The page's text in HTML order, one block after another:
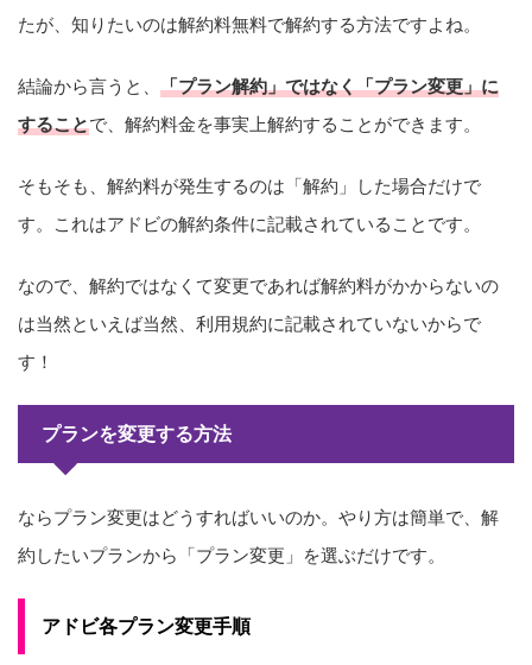
たが、知りたいのは解約料無料で解約する方法ですよね。
結論から言うと、 「プラン解約」ではなく「プラン変更」に
することで、解約料金を事実上解約することができます。
そもそも、解約料が発生するのは「解約」した場合だけで
す。これはアドビの解約条件に記載されていることです。
なので、解約ではなくて変更であれば解約料がかからないの
は当然といえば当然、利用規約に記載されていないからで
す！
プランを変更する方法
ならプラン変更はどうすればいいのか。やり方は簡単で、解
約したいプランから「プラン変更」を選ぶだけです。
アドビ各プラン変更手順